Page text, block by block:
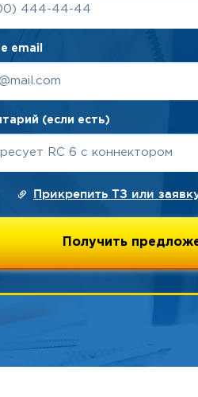
email
(если есть)
Прикрепить ТЗ или